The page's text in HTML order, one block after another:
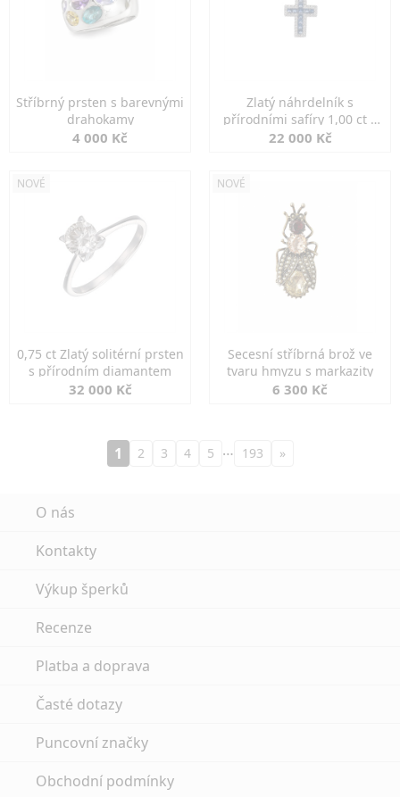
Stříbrný prsten s barevnými
drahokamy
4 000 Kč
Zlatý náhrdelník s
přírodními safíry 1,00 ct a
diamanty
22 000 Kč
NOVÉ
0,75 ct Zlatý solitérní prsten
s přírodním diamantem
32 000 Kč
NOVÉ
Secesní stříbrná brož ve
tvaru hmyzu s markazity
6 300 Kč
1 2 3 4 5 … 193 »
O nás
Kontakty
Výkup šperků
Recenze
Platba a doprava
Časté dotazy
Puncovní značky
Obchodní podmínky